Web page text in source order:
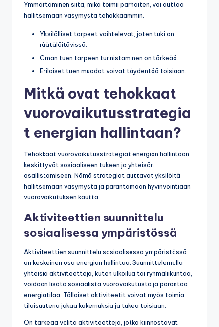
Ymmärtäminen siitä, mikä toimii parhaiten, voi auttaa
hallitsemaan väsymystä tehokkaammin.
Yksilölliset tarpeet vaihtelevat, joten tuki on
räätälöitävissä.
Oman tuen tarpeen tunnistaminen on tärkeää.
Erilaiset tuen muodot voivat täydentää toisiaan.
Mitkä ovat tehokkaat
vuorovaikutusstrategia
t energian hallintaan?
Tehokkaat vuorovaikutusstrategiat energian hallintaan
keskittyvät sosiaaliseen tukeen ja yhteisön
osallistamiseen. Nämä strategiat auttavat yksilöitä
hallitsemaan väsymystä ja parantamaan hyvinvointiaan
vuorovaikutuksen kautta.
Aktiviteettien suunnittelu
sosiaalisessa ympäristössä
Aktiviteettien suunnittelu sosiaalisessa ympäristössä
on keskeinen osa energian hallintaa. Suunnittelemalla
yhteisiä aktiviteetteja, kuten ulkoilua tai ryhmäliikuntaa,
voidaan lisätä sosiaalista vuorovaikutusta ja parantaa
energiatilaa. Tällaiset aktiviteetit voivat myös toimia
tilaisuutena jakaa kokemuksia ja tukea toisiaan.
On tärkeää valita aktiviteetteja, jotka kiinnostavat